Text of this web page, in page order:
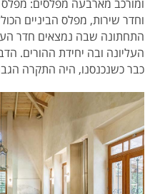
ומורכב מארבעה מפלסים: מפלס
וחדר שירות, מפלס הביניים
התחתונה שבה נמצאים חדר
העליונה ובה יחידת ההורים.
כבר כשנכנסנו, היה התקרה